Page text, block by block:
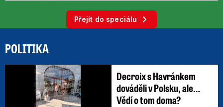
Přejít do speciálu
POLITIKA
Decroix s Havránkem
dováděli v Polsku, ale…
Vědí o tom doma?